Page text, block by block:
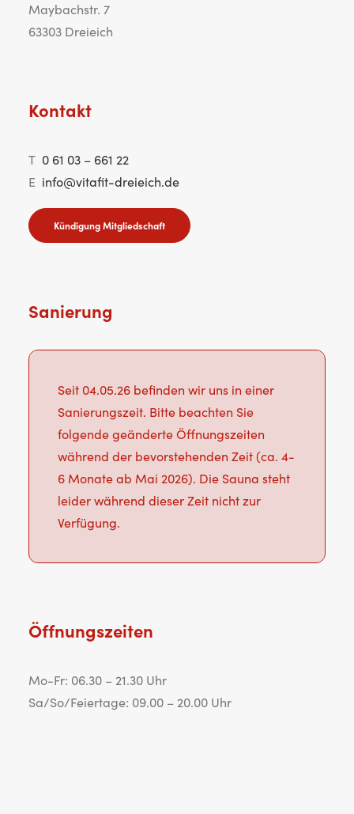
Maybachstr. 7
63303 Dreieich
Kontakt
T 0 61 03 – 661 22
E info@vitafit-dreieich.de
Kündigung Mitgliedschaft
Sanierung
Seit 04.05.26 befinden wir uns in einer
Sanierungszeit. Bitte beachten Sie
folgende geänderte Öffnungszeiten
während der bevorstehenden Zeit (ca. 4-
6 Monate ab Mai 2026). Die Sauna steht
leider während dieser Zeit nicht zur
Verfügung.
Öffnungszeiten
Mo-Fr: 06.30 – 21.30 Uhr
Sa/So/Feiertage: 09.00 – 20.00 Uhr